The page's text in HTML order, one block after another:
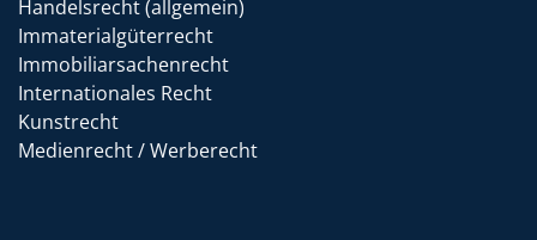
Handelsrecht (allgemein)
Immaterialgüterrecht
Immobiliarsachenrecht
Internationales Recht
Kunstrecht
Medienrecht / Werberecht